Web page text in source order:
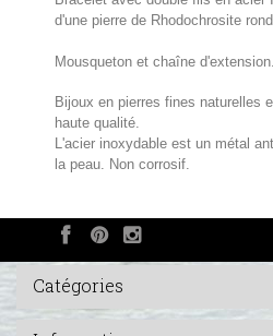
d'une pierre de Rhodochrosite
Mousqueton et chaîne d'extension.
Bijoux en pierres fines naturelles
haute qualité.
L'acier inoxydable est un métal
la peau. Non corrosif.
Catégories